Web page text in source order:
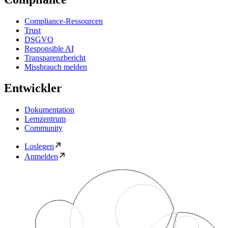
Compliance-Ressourcen
Trust
DSGVO
Responsible AI
Transparenzbericht
Missbrauch melden
Entwickler
Dokumentation
Lernzentrum
Community
Loslegen
Anmelden